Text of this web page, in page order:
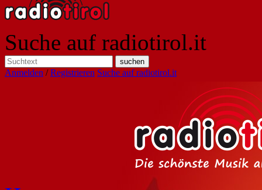
Suche auf radiotirol.it
Anmelden /Registrieren Suche auf radiotirol.it